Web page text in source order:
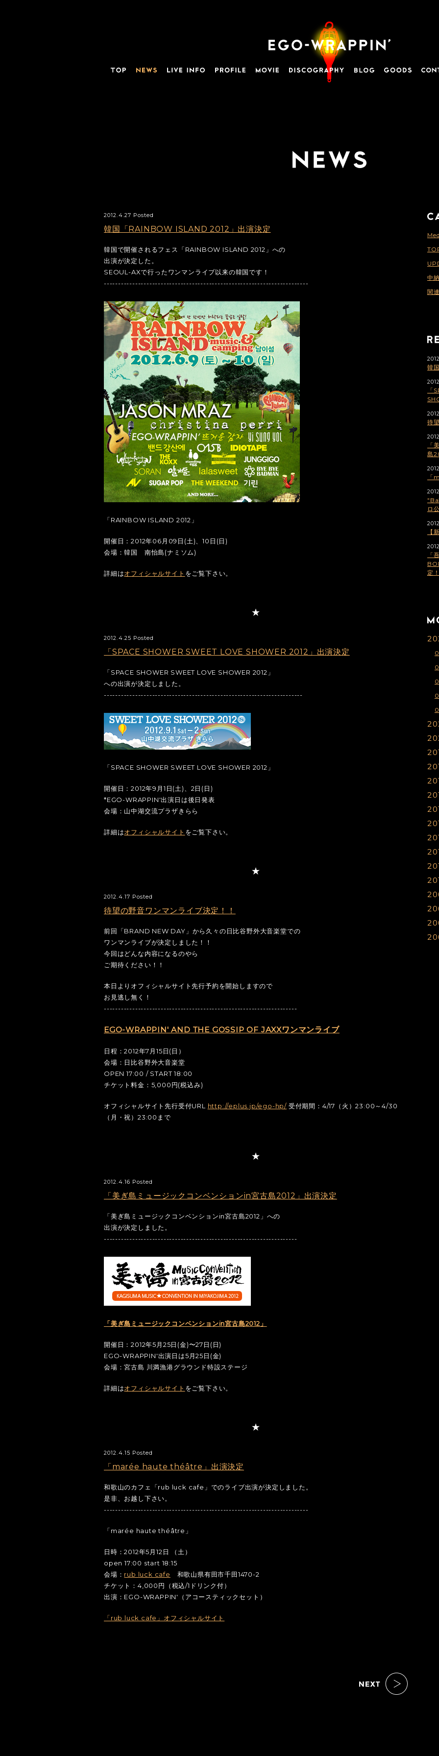
2012.4.27 Posted
韓国「RAINBOW ISLAND 2012」出演決定
韓国で開催されるフェス「RAINBOW ISLAND 2012」への
出演が決定した。
SEOUL-AXで行ったワンマンライブ以来の韓国です！
------------------------------------------------------------------------
「RAINBOW ISLAND 2012」
開催日：2012年06月09日(土)、10日(日)
会場：韓国 南怡島(ナミソム)
詳細はオフィシャルサイト をご覧下さい。
2012.4.25 Posted
「SPACE SHOWER SWEET LOVE SHOWER 2012」出演決定
「SPACE SHOWER SWEET LOVE SHOWER 2012」
への出演が決定しました。
----------------------------------------------------------------------
「SPACE SHOWER SWEET LOVE SHOWER 2012」
開催日：2012年9月1日(土)、2日(日)
*EGO-WRAPPIN'出演日は後日発表
会場：山中湖交流プラザきらら
詳細はオフィシャルサイト をご覧下さい。
2012.4.17 Posted
待望の野音ワンマンライブ決定！！
前回「BRAND NEW DAY」から久々の日比谷野外大音楽堂での
ワンマンライブが決定しました！！
今回はどんな内容になるのやら
ご期待ください！！
本日よりオフィシャルサイト先行予約を開始しますので
お見逃し無く！
--------------------------------------------------------------------
EGO-WRAPPIN' AND THE GOSSIP OF JAXXワンマンライブ
日程：2012年7月15日(日）
会場：日比谷野外大音楽堂
OPEN 17:00 / START 18:00
チケット料金：5,000円(税込み)
オフィシャルサイト先行受付URL http://eplus.jp/ego-hp/ 受付期間：4/17（火）23:00～4/30
（月・祝）23:00まで
2012.4.16 Posted
「美ぎ島ミュージックコンベンションin宮古島2012」出演決定
「美ぎ島ミュージックコンベンションin宮古島2012」への
出演が決定しました。
--------------------------------------------------------------------
「美ぎ島ミュージックコンベンションin宮古島2012」
開催日：2012年5月25日(金)〜27日(日)
EGO-WRAPPIN'出演日は5月25日(金)
会場：宮古島 川満漁港グラウンド特設ステージ
詳細はオフィシャルサイト をご覧下さい。
2012.4.15 Posted
「marée haute théâtre」出演決定
和歌山のカフェ「rub luck cafe」でのライブ出演が決定しました。
是非、お越し下さい。
------------------------------------------------------------------------
「marée haute théâtre」
日時：2012年5月12日 （土）
open 17:00 start 18:15
会場： rub luck cafe
和歌山県有田市千田1470-2
チケット：4,000円（税込/1ドリンク付）
出演：EGO-WRAPPIN'（アコースティックセット）
「rub luck cafe」オフィシャルサイト
中
関
韓
「
待
「
島
「
ロ
【
「
定！
11
10
12
11
12
11
12
11
10
12
11
12
11
10
12
11
12
11
12
11
12
11
12